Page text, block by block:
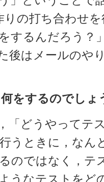
りの打ち合わせ
するんだろう？
後はメールのや
をするのでしょ
「どうやってテ
うときに，なん
のではなく，テ
うなテストをど